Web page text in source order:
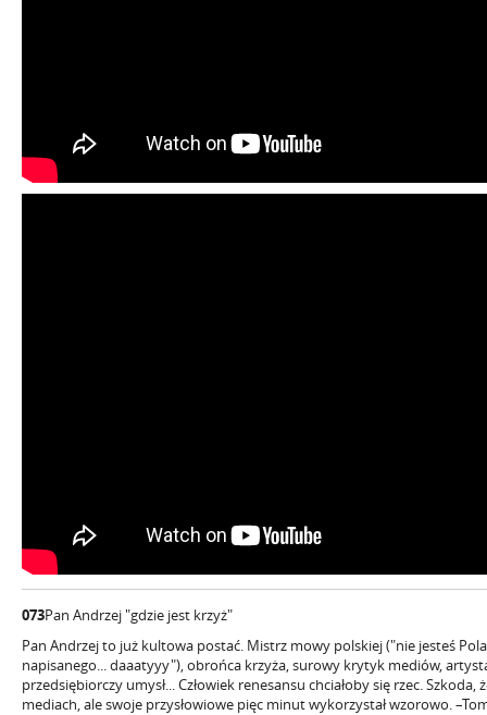
073Pan Andrzej "gdzie jest krzyż"
Pan Andrzej to już kultowa postać. Mistrz mowy polskiej ("nie jesteś
napisanego... daaatyyy"), obrońca krzyża, surowy krytyk mediów,
przedsiębiorczy umysł... Człowiek renesansu chciałoby się rzec. Szkoda,
mediach, ale swoje przysłowiowe pięc minut wykorzystał wzorowo.